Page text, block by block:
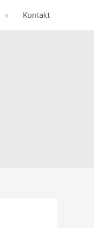
Kontakt